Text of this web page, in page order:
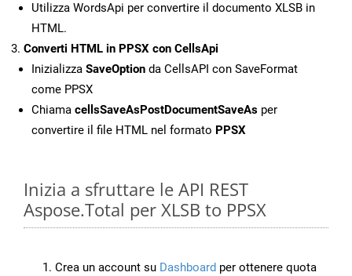
Utilizza WordsApi per convertire il documento XLSB in
HTML.
Converti HTML in PPSX con CellsApi
Inizializza SaveOption da CellsAPI con SaveFormat
come PPSX
Chiama cellsSaveAsPostDocumentSaveAs per
convertire il file HTML nel formato PPSX
Inizia a sfruttare le API REST
Aspose.Total per XLSB to PPSX
Crea un account su Dashboard per ottenere quota